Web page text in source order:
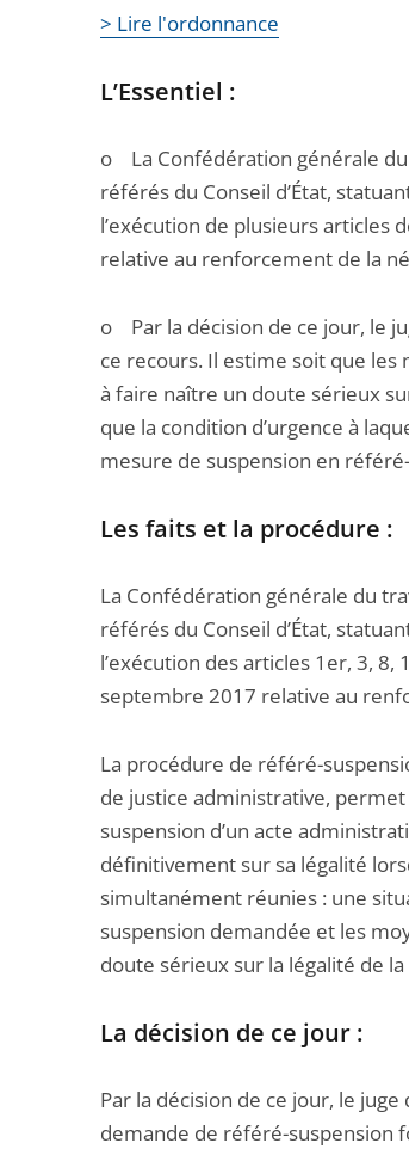
> Lire l'ordonnance
L’Essentiel :
o La Confédération générale du
référés du Conseil d’État,
l’exécution de plusieurs articles
relative au renforcement de la
o Par la décision de ce jour, le
ce recours. Il estime soit que les
à faire naître un doute sérieux
que la condition d’urgence à
mesure de suspension en
Les faits et la procédure :
La Confédération générale du
référés du Conseil d’État,
l’exécution des articles 1er, 3, 8,
septembre 2017 relative au
La procédure de référé-
de justice administrative,
suspension d’un acte
définitivement sur sa légalité
simultanément réunies : une
suspension demandée et les
doute sérieux sur la légalité de
La décision de ce jour :
Par la décision de ce jour, le
demande de référé-suspension